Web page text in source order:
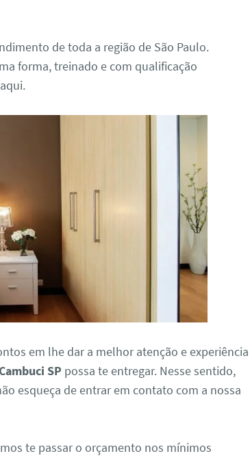
de toda a região de São Paulo.
forma, treinado e com qualificação
em lhe dar a melhor atenção e experiência
SP possa te entregar. Nesse sentido,
esqueça de entrar em contato com a nossa
te passar o orçamento nos mínimos